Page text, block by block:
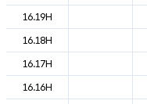
16.19H
16.18H
16.17H
16.16H